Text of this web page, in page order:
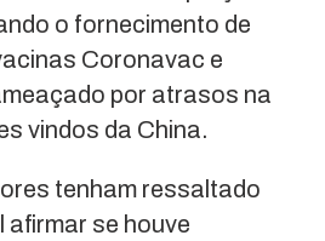
o fornecimento de
Coronavac e
por atrasos na
vindos da China.
tenham ressaltado
afirmar se houve